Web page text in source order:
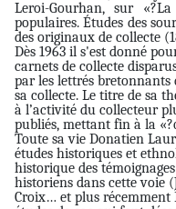
Leroi-Gourhan, sur
populaires. Études des
des originaux de collecte
Dès 1963 il s'est donné
carnets de collecte
par les lettrés bretonnants
sa collecte. Le titre de sa
à l’activité du collecteur
publiés, mettant fin à la
Toute sa vie Donatien
études historiques et
historique des
historiens dans cette voie
Croix… et plus récemment